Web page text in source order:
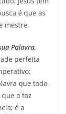
é que as
mestre.
Palavra.
perfeita
que todo
o faz
é a